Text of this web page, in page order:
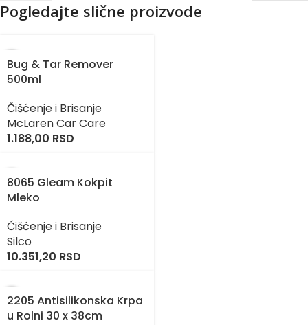
Pogledajte slične proizvode
Bug & Tar Remover
500ml
Čišćenje i Brisanje
McLaren Car Care
1.188,00 RSD
8065 Gleam Kokpit
Mleko
Čišćenje i Brisanje
Silco
10.351,20 RSD
2205 Antisilikonska Krpa
u Rolni 30 x 38cm